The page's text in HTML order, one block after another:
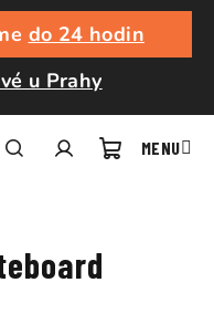
do 24 hodin
u Prahy